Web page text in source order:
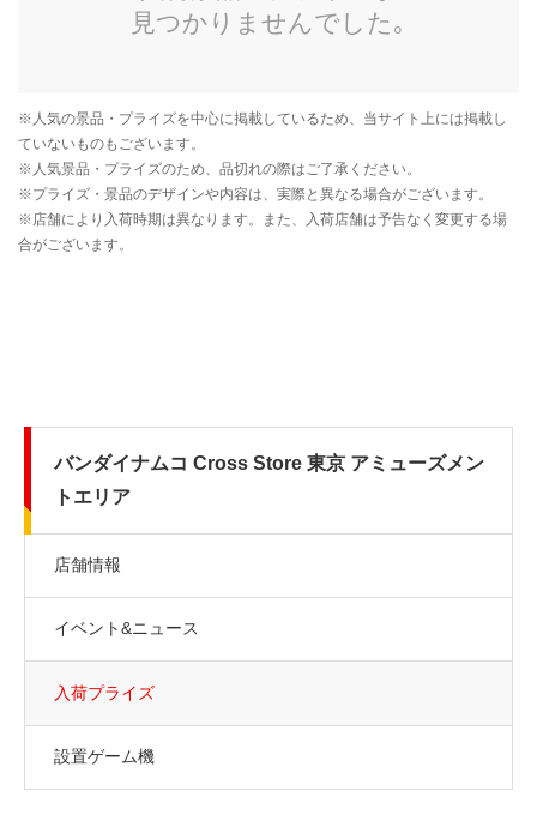
バンダイナムコ Cross Store 東京 アミューズメン
トエリア
店舗情報
イベント&ニュース
入荷プライズ
設置ゲーム機